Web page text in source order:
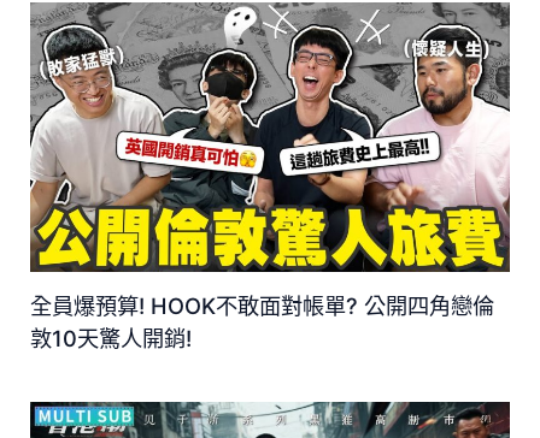
全員爆預算! HOOK不敢面對帳單? 公開四角戀倫
敦10天驚人開銷!